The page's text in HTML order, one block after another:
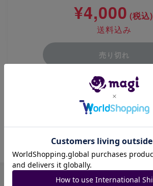
¥4,000 (税込)
送料込み
売り切れ
商品ID: 1404964736